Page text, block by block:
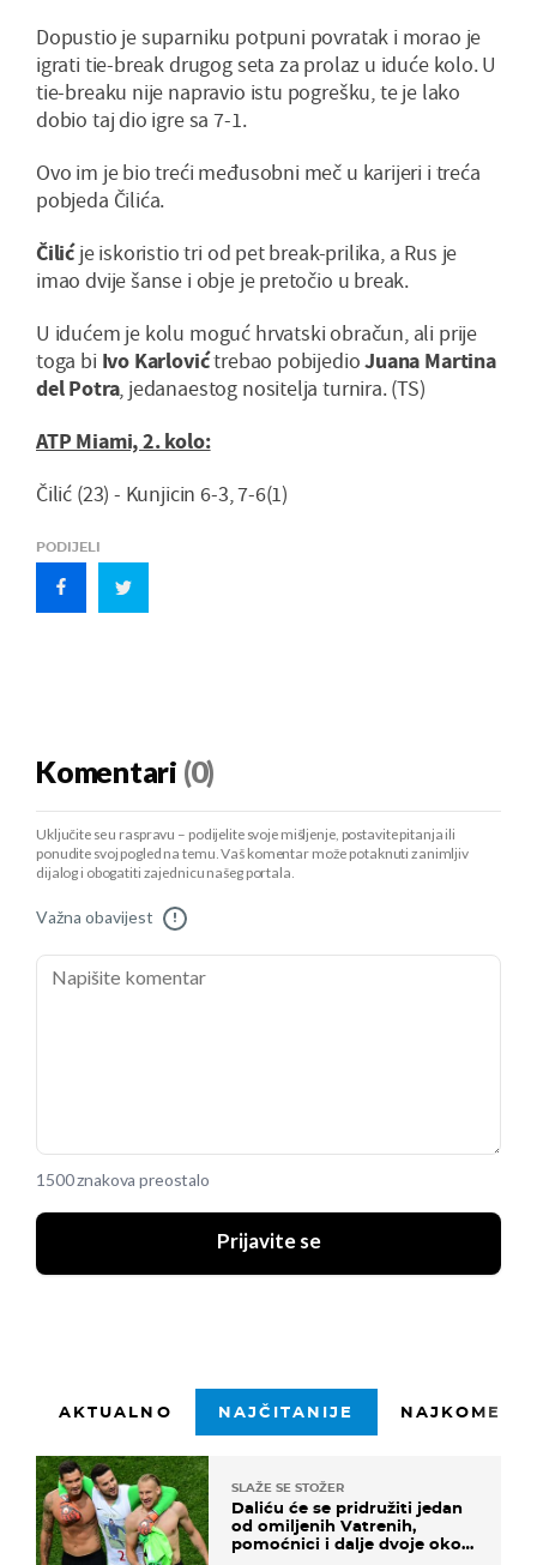
Dopustio je suparniku potpuni povratak i morao je
igrati tie-break drugog seta za prolaz u iduće kolo. U
tie-breaku nije napravio istu pogrešku, te je lako
dobio taj dio igre sa 7-1.
Ovo im je bio treći međusobni meč u karijeri i treća
pobjeda Čilića.
Čilićje iskoristio tri od pet break-prilika, a Rus je
imao dvije šanse i obje je pretočio u break.
U idućem je kolu moguć hrvatski obračun, ali prije
toga bi Ivo Karlovićtrebao pobijedioJuana Martina
del Potra, jedanaestog nositelja turnira. (TS)
ATP Miami, 2. kolo:
Čilić (23) - Kunjicin 6-3, 7-6(1)
PODIJELI
Komentari (0)
Uključite se u raspravu – podijelite svoje mišljenje, postavite pitanja ili
ponudite svoj pogled na temu. Vaš komentar može potaknuti zanimljiv
dijalog i obogatiti zajednicu našeg portala.
Važna obavijest !
1500 znakova preostalo
Prijavite se
AKTUALNO NAJČITANIJE
SLAŽE SE STOŽER
Daliću će se pridružiti jedan
od omiljenih Vatrenih,
pomoćnici i dalje dvoje oko